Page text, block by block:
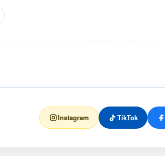
Instagram TikTok